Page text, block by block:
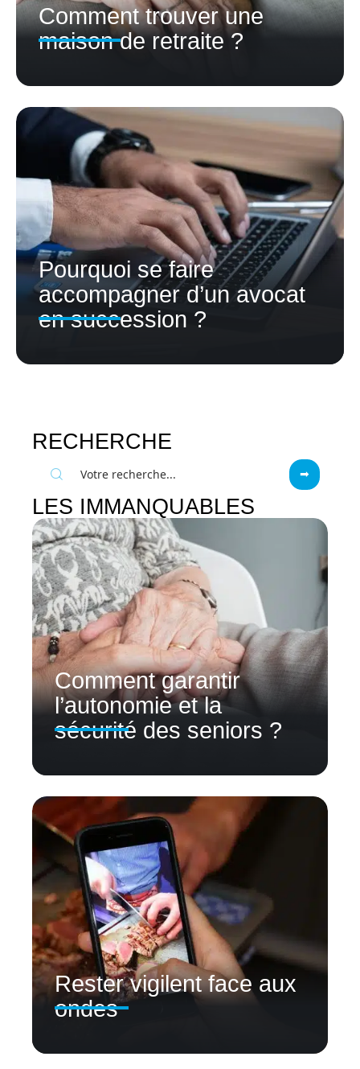
Comment trouver une
maison de retraite ?
Pourquoi se faire
accompagner d’un avocat
en succession ?
RECHERCHE
LES IMMANQUABLES
Comment garantir
l’autonomie et la
sécurité des seniors ?
Rester vigilent face aux
ondes